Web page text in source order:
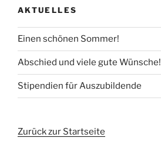
AKTUELLES
Einen schönen Sommer!
Abschied und viele gute Wünsche!
Stipendien für Auszubildende
Zurück zur Startseite